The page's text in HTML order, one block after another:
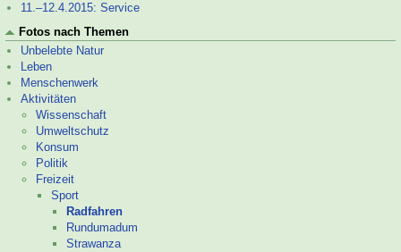
11.–12.4.2015: Service
Fotos nach Themen
Unbelebte Natur
Leben
Menschenwerk
Aktivitäten
Wissenschaft
Umweltschutz
Konsum
Politik
Freizeit
Sport
Radfahren
Rund­uma­dum
Strawanza